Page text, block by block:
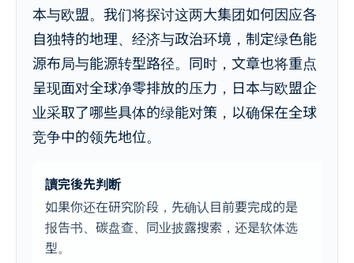
本与欧盟。我们将探讨这两大集团如何因应各
自独特的地理、经济与政治环境，制定绿色能
源布局与能源转型路径。同时，文章也将重点
呈现面对全球净零排放的压力，日本与欧盟企
业采取了哪些具体的绿能对策，以确保在全球
竞争中的领先地位。
讀完後先判断
如果你还在研究阶段，先确认目前要完成的是
报告书、碳盘查、同业披露搜索，还是软体选
型。